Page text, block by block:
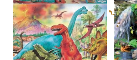
Productos